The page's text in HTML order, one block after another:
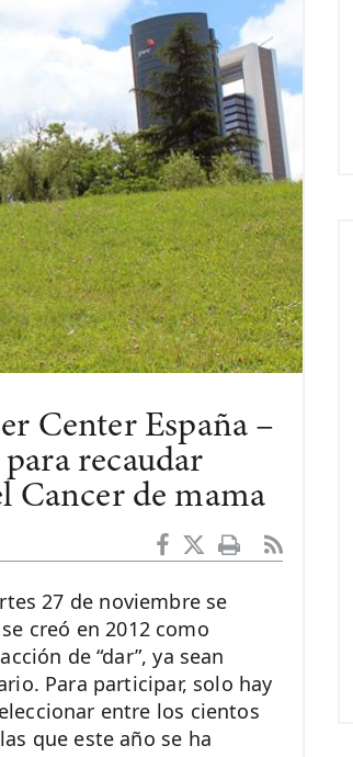
Center España –
recaudar
Cancer de mama
27 de noviembre se
creó en 2012 como
de “dar”, ya sean
Para participar, solo hay
entre los cientos
que este año se ha